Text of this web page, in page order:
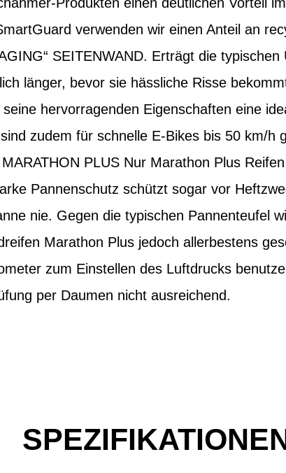
verwenden wir einen Anteil an
SEITENWAND. Erträgt die
länger, bevor sie hässliche Risse
hervorragenden Eigenschaften eine
zudem für schnelle E-Bikes bis 50 km/h
PLUS Nur Marathon Plus
Pannenschutz schützt sogar vor
nie. Gegen die typischen Pannenteufel
Marathon Plus jedoch allerbestens
zum Einstellen des Luftdrucks
per Daumen nicht ausreichend.